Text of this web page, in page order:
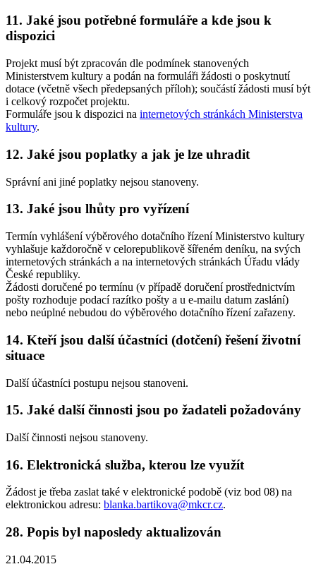
11. Jaké jsou potřebné formuláře a kde jsou k
dispozici
Projekt musí být zpracován dle podmínek stanovených
Ministerstvem kultury a podán na formuláři žádosti o poskytnutí
dotace (včetně všech předepsaných příloh); součástí žádosti musí být
i celkový rozpočet projektu.
Formuláře jsou k dispozici na internetových stránkách Ministerstva
kultury.
12. Jaké jsou poplatky a jak je lze uhradit
Správní ani jiné poplatky nejsou stanoveny.
13. Jaké jsou lhůty pro vyřízení
Termín vyhlášení výběrového dotačního řízení Ministerstvo kultury
vyhlašuje každoročně v celorepublikově šířeném deníku, na svých
internetových stránkách a na internetových stránkách Úřadu vlády
České republiky.
Žádosti doručené po termínu (v případě doručení prostřednictvím
pošty rozhoduje podací razítko pošty a u e-mailu datum zaslání)
nebo neúplné nebudou do výběrového dotačního řízení zařazeny.
14. Kteří jsou další účastníci (dotčení) řešení životní
situace
Další účastníci postupu nejsou stanoveni.
15. Jaké další činnosti jsou po žadateli požadovány
Další činnosti nejsou stanoveny.
16. Elektronická služba, kterou lze využít
Žádost je třeba zaslat také v elektronické podobě (viz bod 08) na
elektronickou adresu: blanka.bartikova@mkcr.cz.
28. Popis byl naposledy aktualizován
21.04.2015